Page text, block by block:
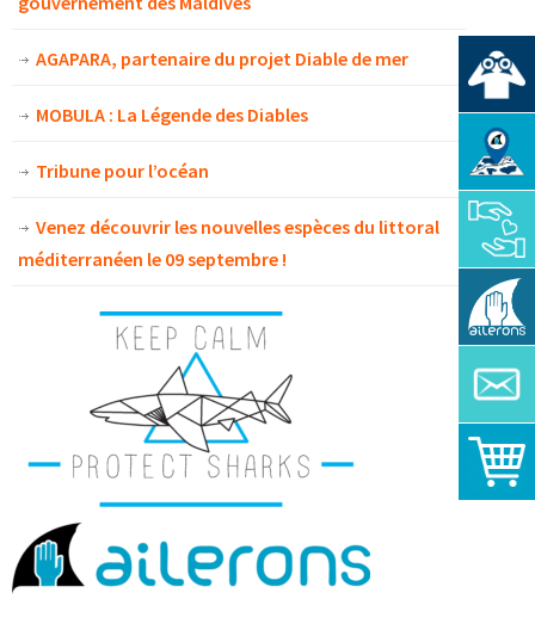
AGAPARA, partenaire du projet Diable de mer
MOBULA : La Légende des Diables
Tribune pour l’océan
Venez découvrir les nouvelles espèces du littoral
méditerranéen le 09 septembre !